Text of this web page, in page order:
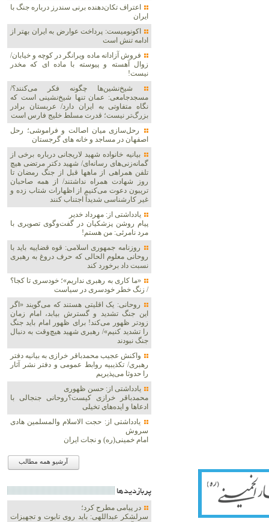
اعتراف تکان‌دهنده برنی سندرز درباره جنگ با
ایران
اکونومیست: پرداخت عوارض به ایران بهتر از
ادامه تنش است
فروش آزادانه ماده ویرانگر در کوچه و خیابان/
زوال آهسته و پیوسته با ماده ای که مخدر
نیست!
شیخ‌نشین‌ها چگونه فکر می‌کنند؟/
مسجدجامعی: عمان تنها شیخ‌نشینی است که
نگاه متفاوتی به ایران دارد/ عربستان برادر
بزرگ‌تر نیست؛ قدرت مسلط خلیج فارس است
رحل‌سازی میان اصالت و فراموشی؛ رحل
اصفهان در مساجد و خانه های گرجستان
بیانیه خانواده شهید لاریجانی درباره برخی از
گمانه‌زنی‌های رسانه‌ای/ شهید دکتر مرتضی هیچ
تلفن همراهی از ماهها قبل از جنگ رمضان تا
روز شهادت همراه نداشتند/ از همه صاحبان
تریبون دعوت می‌کنیم از اظهارات شتاب زده و
غیر کارشناسی شدیداً اجتناب کنند
یادداشتی از: مهرداد خدیر
پیام روشن پزشکیان در گفت‌و‌گوی تصویری با
مرد نامرئی: من هستم!
روزنامه جمهوری اسلامی: قوه قضاییه باید با
روحانی معلوم الحالی که حرف دروغ به رهبری
نسبت داد برخورد کند
«ما کاری به رهبری نداریم»؛ خودسری تا کجا؟
/ زنگ خطر خودسری در سیاست
روحانی: یک اقلیتی هستند که می‌گویند «اگر
این جنگ تشدید و گسترش بیابد، امام زمان
زودتر ظهور می‌کند! برای ظهور امام باید جنگ
را تشدید کنیم»/ رهبری شهید هیچ‌وقت به دنبال
جنگ نبودند
واکنش عجیب محمدباقر خرازی به بیانیه دفتر
رهبری/ تکذیبیه روابط عمومی و دفتر نشر آثار
را حدوثا می‌پذیریم
یادداشتی از: حسن ظهوری
محمدباقر خرازی کیست؟روحانی جنجالی با
ادعاها و ایده‌های تخیلی
یادداشتی از: حجت الاسلام والمسلمین هادی
سروش
امام خمینی(ره) و نجات ایران
آرشیو همه مطالب
پربازديدها
در پیامی مطرح کرد؛
سرلشکر عبداللهی: باید روی تابوت و تجهیزات